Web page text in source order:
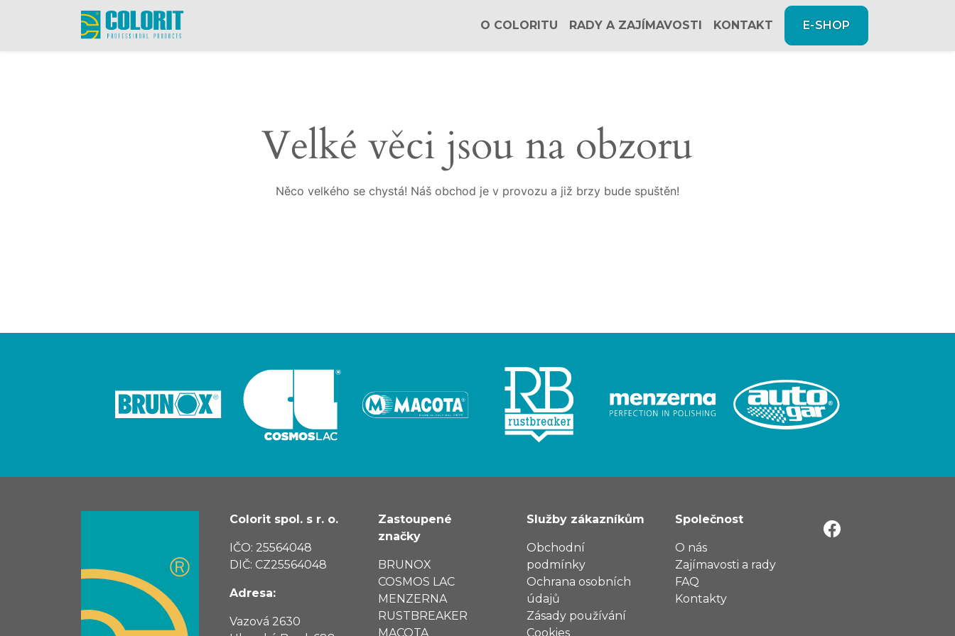
O COLORITU RADY A ZAJÍMAVOSTI KONTAKT E-SHOP
Velké věci jsou na obzoru
Něco velkého se chystá! Náš obchod je v provozu a již brzy bude spuštěn!
Colorit spol. s r. o.
IČO: 25564048
DIČ: CZ25564048
Adresa:
Vazová 2630
Zastoupené
značky
BRUNOX
COSMOS LAC
MENZERNA
RUSTBREAKER
MACOTA
Služby zákazníkům
Obchodní
podmínky
Ochrana osobních
údajů
Zásady používání
Cookies
Společnost
O nás
Zajímavosti a rady
FAQ
Kontakty